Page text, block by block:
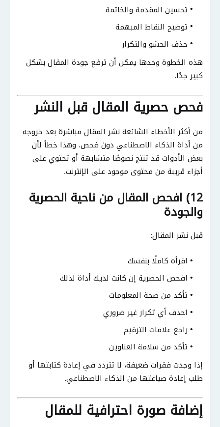
تحسين المقدمة والخاتمة
توضيح النقاط المبهمة
حذف الحشو والتكرار
هذه الخطوة وحدها يمكن أن ترفع جودة المقال بشكل
كبير جدًا.
فحص حصرية المقال قبل النشر
من أكثر الأخطاء الشائعة نشر المقال مباشرة بعد خروجه
من أداة الذكاء الاصطناعي دون فحص. وهذا خطأ لأن
بعض الأدوات قد تنتج نصوصًا متشابهة أو تحتوي على
أجزاء قريبة من محتوى موجود على الإنترنت.
12) افحص المقال من ناحية الحصرية
والجودة
قبل نشر المقال:
اقرأه كاملًا بنفسك
افحص الحصرية إن كانت لديك أداة لذلك
تأكد من صحة المعلومات
احذف أي تكرار غير ضروري
راجع علامات الترقيم
تأكد من سلامة العناوين
إذا وجدت فقرات ضعيفة، لا تتردد في إعادة كتابتها أو
طلب إعادة صياغتها من الذكاء الاصطناعي.
إضافة صورة احترافية للمقال